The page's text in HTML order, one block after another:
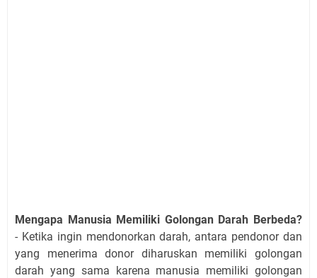
Mengapa Manusia Memiliki Golongan Darah Berbeda?
- Ketika ingin mendonorkan darah, antara pendonor dan
yang menerima donor diharuskan memiliki golongan
darah yang sama karena manusia memiliki golongan